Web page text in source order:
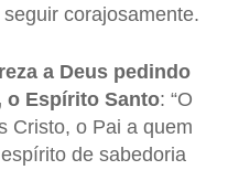
seguir corajosamente.
reza a Deus pedindo
o Espírito Santo: “O
Cristo, o Pai a quem
de sabedoria